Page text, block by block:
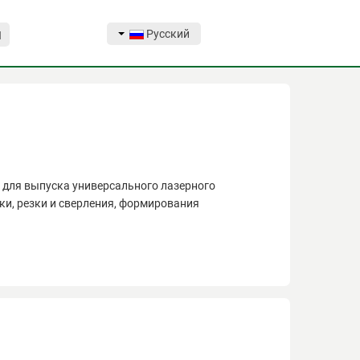
Русский
выпуска универсального лазерного
резки и сверления, формирования